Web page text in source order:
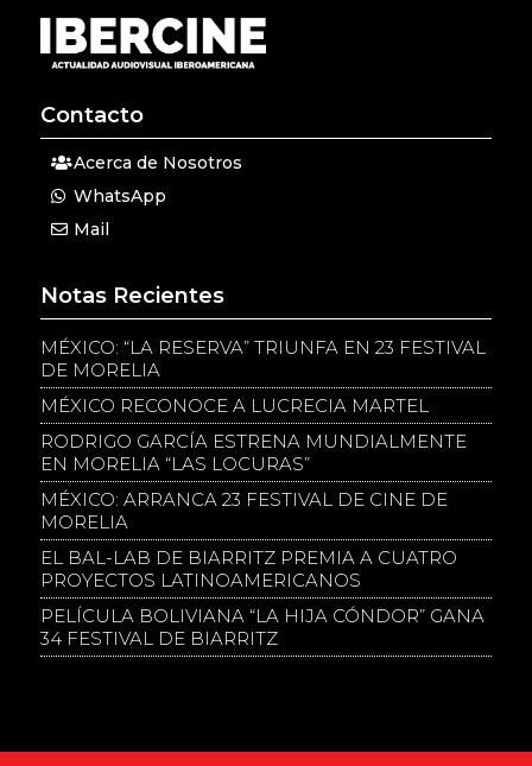
Contacto
Acerca de Nosotros
WhatsApp
Mail
Notas Recientes
MÉXICO: “LA RESERVA” TRIUNFA EN 23 FESTIVAL
DE MORELIA
MÉXICO RECONOCE A LUCRECIA MARTEL
RODRIGO GARCÍA ESTRENA MUNDIALMENTE
EN MORELIA “LAS LOCURAS”
MÉXICO: ARRANCA 23 FESTIVAL DE CINE DE
MORELIA
EL BAL-LAB DE BIARRITZ PREMIA A CUATRO
PROYECTOS LATINOAMERICANOS
PELÍCULA BOLIVIANA “LA HIJA CÓNDOR” GANA
34 FESTIVAL DE BIARRITZ